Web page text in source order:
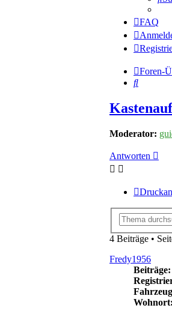
FAQ
Foren-
Suche
Moderator:
Antworten
4 Beiträge •
Fredy1956
Beiträge:
Wohnort: